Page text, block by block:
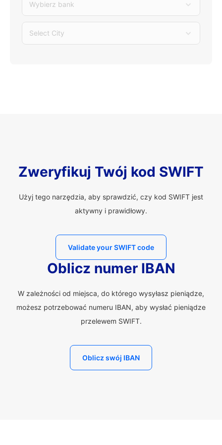
Wybierz bank
Select City
Zweryfikuj Twój kod SWIFT
Użyj tego narzędzia, aby sprawdzić, czy kod SWIFT jest
aktywny i prawidłowy.
Validate your SWIFT code
Oblicz numer IBAN
W zależności od miejsca, do którego wysyłasz pieniądze,
możesz potrzebować numeru IBAN, aby wysłać pieniądze
przelewem SWIFT.
Oblicz swój IBAN